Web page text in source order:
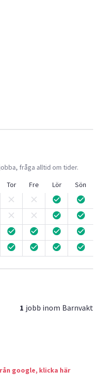
fråga alltid om tider.
Tor Fre Lör
Sön
1 jobb inom Barnvakt
google, klicka här